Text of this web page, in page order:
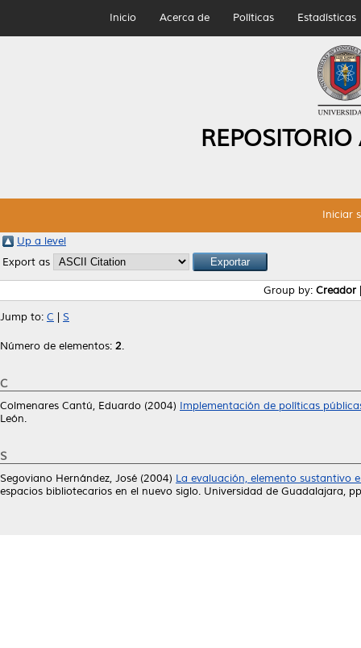
Inicio Acerca de Políticas Estadísticas
Iniciar
Up a level
Export as
Group by: Creador
Jump to: C S
Número de elementos: 2.
C
Colmenares Cantú, Eduardo (2004) Implementación de políticas
León.
S
Segoviano Hernández, José (2004) La evaluación, elemento sustantivo
espacios bibliotecarios en el nuevo siglo. Universidad de Guadalajara,